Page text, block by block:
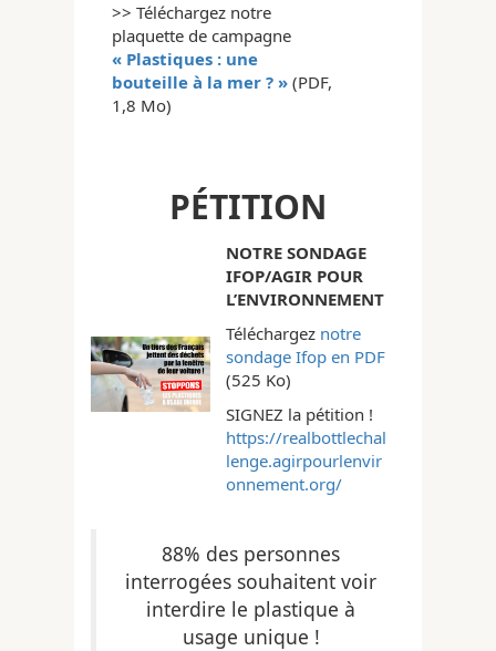
>> Téléchargez notre
plaquette de campagne
« Plastiques : une
bouteille à la mer ? » (PDF,
1,8 Mo)
PÉTITION
NOTRE SONDAGE
IFOP/AGIR POUR
L’ENVIRONNEMENT
Téléchargez notre
sondage Ifop en PDF
(525 Ko)
SIGNEZ la pétition !
https://realbottlechal
lenge.agirpourlenvir
onnement.org/
88% des personnes
interrogées souhaitent voir
interdire le plastique à
usage unique !